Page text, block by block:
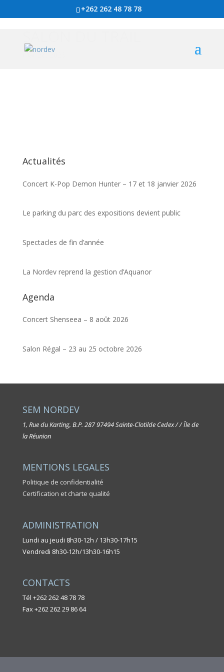
+262 262 48 78 78
Mar 28, 2023
Actualités
Concert K-Pop Demon Hunter – 17 et 18 janvier 2026
Le parking du parc des expositions devient public
Spectacles de fin d’année
La Nordev reprend la gestion d’Aquanor
Agenda
Concert Shenseea – 8 août 2026
Salon Régal – 23 au 25 octobre 2026
SEM NORDEV
1, Rue du Karting, B.P. 28797494 Sainte-Clotilde Cedex / / Île de
la Réunion
MENTIONS LEGALES
Politique de confidentialité
Certification et charte qualité
ADMINISTRATION
Lundi au jeudi 8h30-12h / 13h30-17h15
Vendredi 8h30-12h/13h30-16h15
CONTACTS
Tél +262 262 48 78 78
Fax +262 262 29 86 64